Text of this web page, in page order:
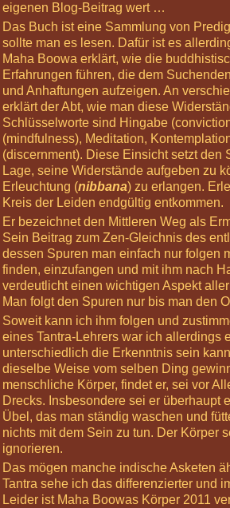
eigenen Blog-Beitrag wert …
Das Buch ist eine Sammlung von
sollte man es lesen. Dafür ist es
Maha Boowa erklärt, wie die
Erfahrungen führen, die dem
und Anhaftungen aufzeigen. An
erklärt der Abt, wie man diese
Schlüsselworte sind Hingabe
(mindfulness), Meditation,
(discernment). Diese Einsicht setzt den
Lage, seine Widerstände aufgeben zu
Erleuchtung (nibbana) zu erlangen.
Kreis der Leiden endgültig entkommen.
Er bezeichnet den Mittleren Weg als
Sein Beitrag zum Zen-Gleichnis des
dessen Spuren man einfach nur folgen
finden, einzufangen und mit ihm nach
verdeutlicht einen wichtigen Aspekt
Man folgt den Spuren nur bis man den
Soweit kann ich ihm folgen und
eines Tantra-Lehrers war ich allerdings
unterschiedlich die Erkenntnis sein
dieselbe Weise vom selben Ding
menschliche Körper, findet er, sei vor
Drecks. Insbesondere sei er überhaupt
Übel, das man ständig waschen und
nichts mit dem Sein zu tun. Der Körper
ignorieren.
Das mögen manche indische Asketen
Tantra sehe ich das differenzierter und
Leider ist Maha Boowas Körper 2011
Informiere
mich »
Nächste
Highlights
03
Oct
2026
12:00
Basis-
Körperreise:
Die
Chakren
07
Nov
2026
12:00
Körperreise
Tag:
Kopfgefühle
28
Nov
2026
12:00
Körperreise
Tag:
Beflügelt
Gästebuch
Login